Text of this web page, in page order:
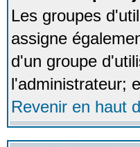
Les groupes
assigne
d'un groupe
l'administrateur;
Revenir en haut